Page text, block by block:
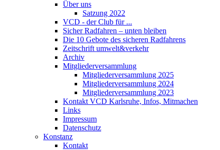
Über uns
Satzung 2022
VCD - der Club für ...
Sicher Radfahren – unten bleiben
Die 10 Gebote des sicheren Radfahrens
Zeitschrift umwelt&verkehr
Archiv
Mitgliederversammlung
Mitgliederversammlung 2025
Mitgliederversammlung 2024
Mitgliederversammlung 2023
Kontakt VCD Karlsruhe, Infos, Mitmachen
Links
Impressum
Datenschutz
Konstanz
Kontakt